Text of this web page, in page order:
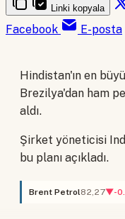
Linki kopyala
Facebook
E-posta
Hindistan'ın en
Brezilya'dan ham
aldı.
Şirket yöneticisi
bu planı açıkladı.
Brent Petrol82,27▼-